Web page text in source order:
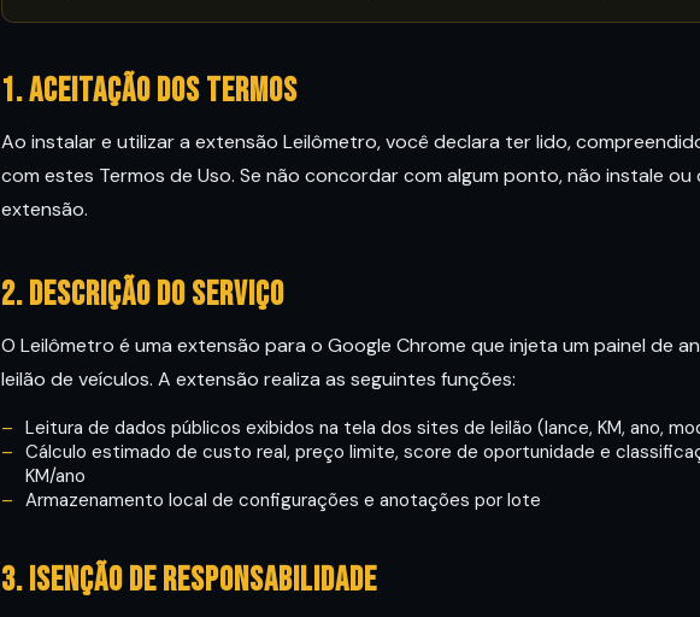
1. Aceitação dos termos
Ao instalar e utilizar a extensão Leilômetro, você declara ter lido,
com estes Termos de Uso. Se não concordar com algum ponto, não instale ou
extensão.
2. Descrição do serviço
O Leilômetro é uma extensão para o Google Chrome que injeta um painel de
leilão de veículos. A extensão realiza as seguintes funções:
Leitura de dados públicos exibidos na tela dos sites de leilão (lance, KM, ano,
Cálculo estimado de custo real, preço limite, score de oportunidade e
KM/ano
Armazenamento local de configurações e anotações por lote
3. Isenção de responsabilidade